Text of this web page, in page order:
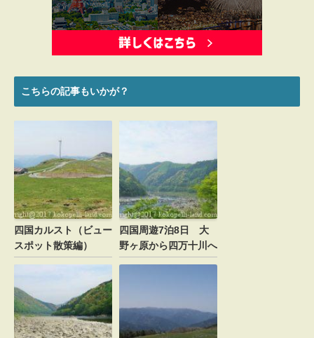
とかしてほしいです。
返信
Message
メールアドレスが公開されることはありません。
コメント
名前*
こちらの記事もいかが？
四国カルスト（ビュー
スポット散策編）
四国周遊7泊8日 大
野ヶ原から四万十川へ